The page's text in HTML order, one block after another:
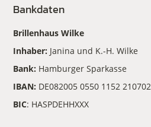
Bankdaten
Brillenhaus Wilke
Inhaber: Janina und K.-H. Wilke
Bank: Hamburger Sparkasse
IBAN: DE082005 0550 1152 210702
BIC: HASPDEHHXXX